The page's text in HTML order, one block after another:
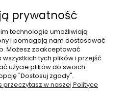
prywatność
technologie umożliwiają
i pomagają nam dostosować
Możesz zaakceptować
tych plików i przejść
użycie plików do swoich
"Dostosuj zgody".
w naszej Polityce